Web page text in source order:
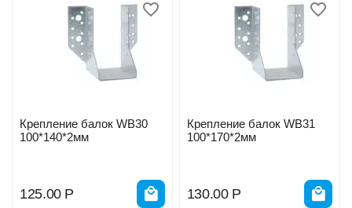
Крепление балок WB30
100*140*2мм
125.00 Р
Крепление балок WB31
100*170*2мм
130.00 Р